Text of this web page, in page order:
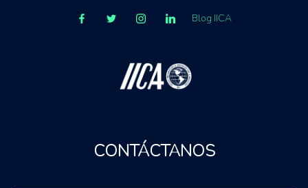
Blog IICA
CONTÁCTANOS